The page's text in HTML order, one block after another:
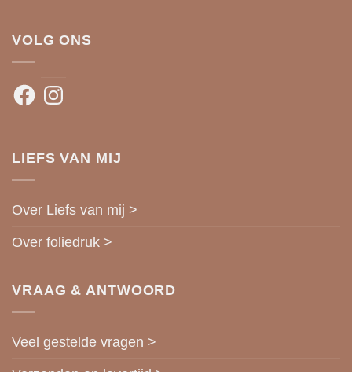
VOLG ONS
FacebookInstagram
LIEFS VAN MIJ
Over Liefs van mij >
Over foliedruk >
VRAAG & ANTWOORD
Veel gestelde vragen >